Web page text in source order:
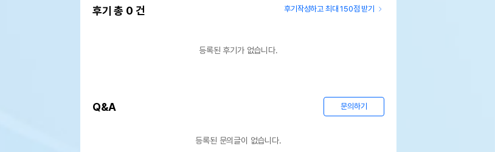
후기 총 0 건 후기작성하고 최대 150점 받기
등록된 후기가 없습니다.
Q&A 문의하기
등록된 문의글이 없습니다.